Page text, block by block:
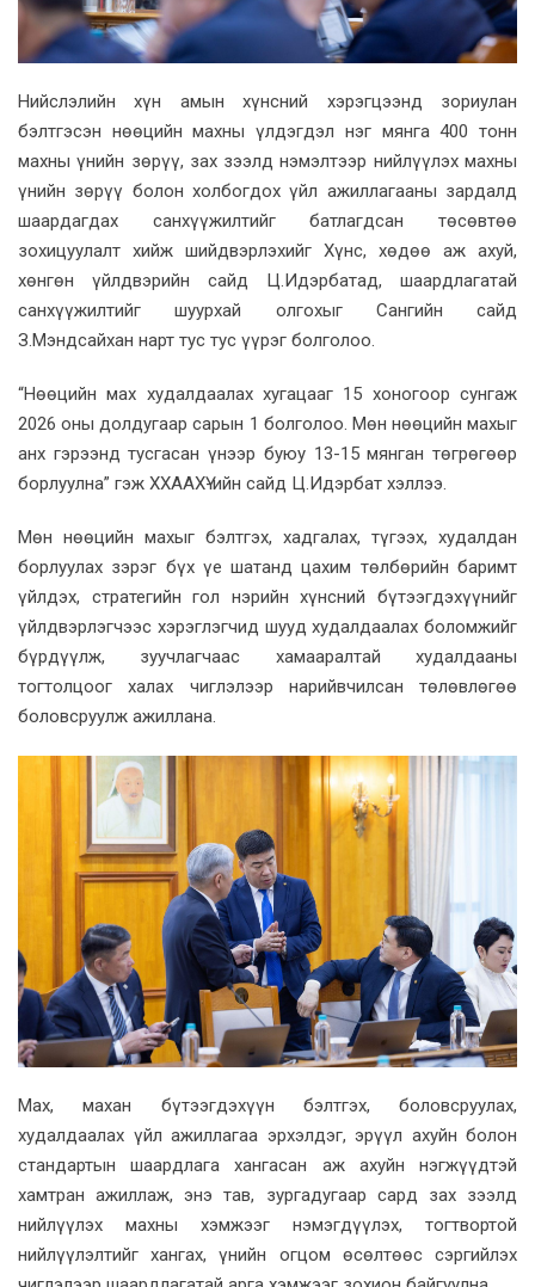
Нийслэлийн хүн амын хүнсний хэрэгцээнд зориулан
бэлтгэсэн нөөцийн махны үлдэгдэл нэг мянга 400 тонн
махны үнийн зөрүү, зах зээлд нэмэлтээр нийлүүлэх махны
үнийн зөрүү болон холбогдох үйл ажиллагааны зардалд
шаардагдах санхүүжилтийг батлагдсан төсөвтөө
зохицуулалт хийж шийдвэрлэхийг Хүнс, хөдөө аж ахуй,
хөнгөн үйлдвэрийн сайд Ц.Идэрбатад, шаардлагатай
санхүүжилтийг шуурхай олгохыг Сангийн сайд
З.Мэндсайхан нарт тус тус үүрэг болголоо.
“Нөөцийн мах худалдаалах хугацааг 15 хоногоор сунгаж
2026 оны долдугаар сарын 1 болголоо. Мөн нөөцийн махыг
анх гэрээнд тусгасан үнээр буюу 13-15 мянган төгрөгөөр
борлуулна” гэж ХХААХҮ-ийн сайд Ц.Идэрбат хэллээ.
Мөн нөөцийн махыг бэлтгэх, хадгалах, түгээх, худалдан
борлуулах зэрэг бүх үе шатанд цахим төлбөрийн баримт
үйлдэх, стратегийн гол нэрийн хүнсний бүтээгдэхүүнийг
үйлдвэрлэгчээс хэрэглэгчид шууд худалдаалах боломжийг
бүрдүүлж, зуучлагчаас хамааралтай худалдааны
тогтолцоог халах чиглэлээр нарийвчилсан төлөвлөгөө
боловсруулж ажиллана.
Max, махан бүтээгдэхүүн бэлтгэх, боловсруулах,
худалдаалах үйл ажиллагаа эрхэлдэг, эрүүл ахуйн болон
стандартын шаардлага хангасан аж ахуйн нэгжүүдтэй
хамтран ажиллаж, энэ тав, зургадугаар сард зах зээлд
нийлүүлэх махны хэмжээг нэмэгдүүлэх, тогтвортой
нийлүүлэлтийг хангах, үнийн огцом өсөлтөөс сэргийлэх